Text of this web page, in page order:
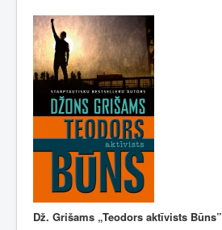
Dž. Grišams „Teodors aktīvists Būns”